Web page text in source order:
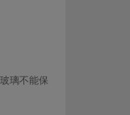
璃不能保